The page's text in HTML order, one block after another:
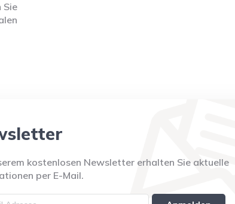
Sie
kostenlosen Newsletter erhalten Sie aktuelle
per E-Mail.